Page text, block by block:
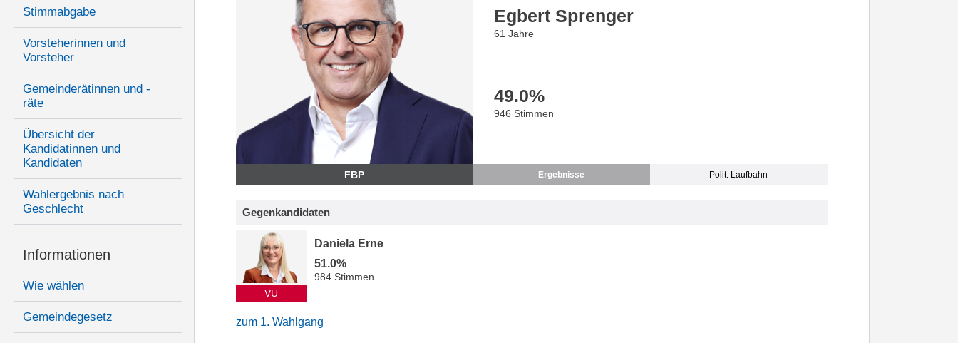
Stimmabgabe
Vorsteherinnen und
Vorsteher
Gemeinderätinnen und -
räte
Übersicht der
Kandidatinnen und
Kandidaten
Wahlergebnis nach
Geschlecht
Informationen
Wie wählen
Gemeindegesetz
FBP
Egbert Sprenger
61 Jahre
49.0%
946 Stimmen
Ergebnisse Polit. Laufbahn
Gegenkandidaten
VU
Daniela Erne
51.0%
984 Stimmen
zum 1. Wahlgang